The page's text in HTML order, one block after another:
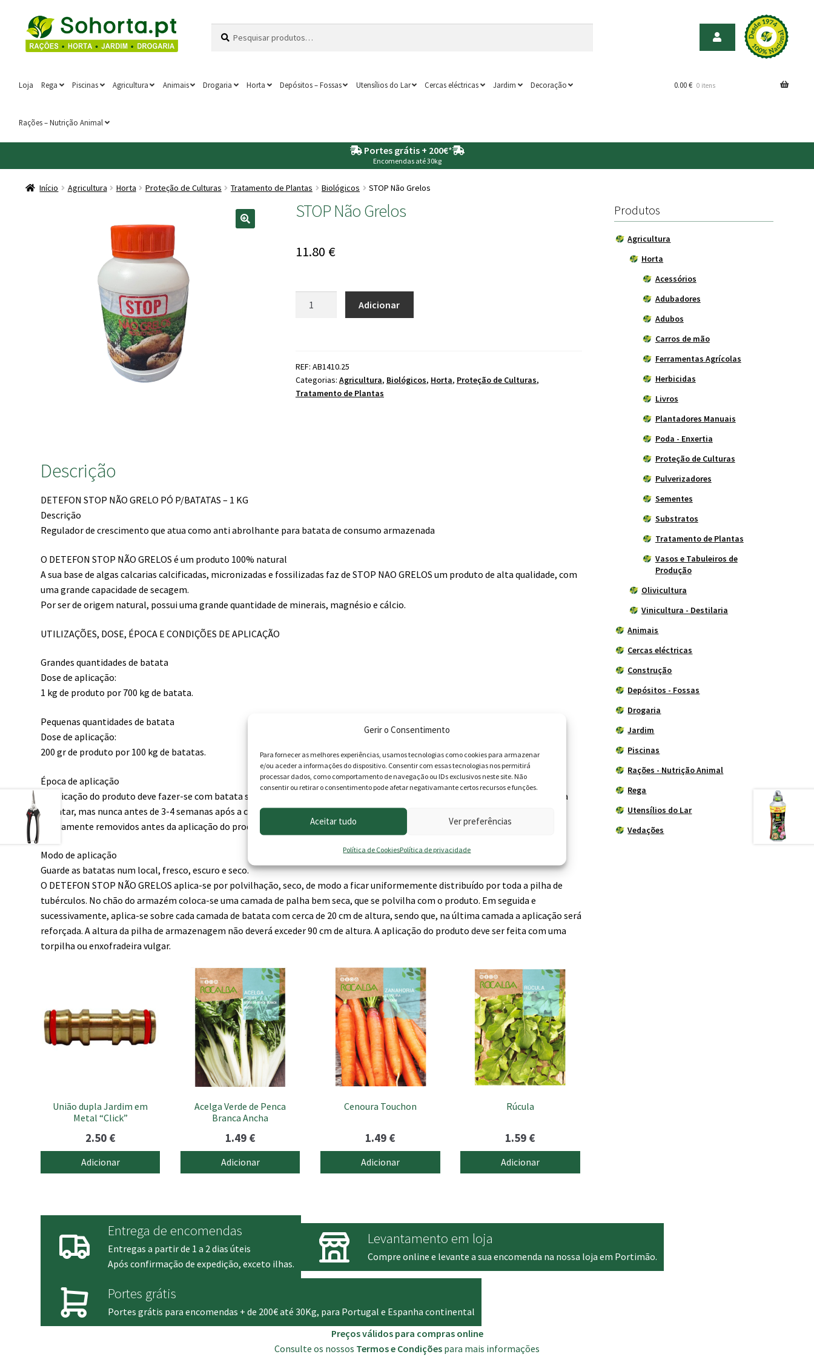
Gerir o Consentimento
Para fornecer as melhores experiências, usamos tecnologias como cookies para armazenar
e/ou aceder a informações do dispositivo. Consentir com essas tecnologias nos permitirá
processar dados, como comportamento de navegação ou IDs exclusivos neste site. Não
consentir ou retirar o consentimento pode afetar negativamante certos recursos e funções.
Aceitar tudo Ver preferências
Política de CookiesPolítica de privacidade
Ir
para
a
Saltar
para
o
por:
Loja Rega Piscinas Agricultura Animais Drogaria Horta Depósitos – Fossas Utensílios do Lar Cercas eléctricas Jardim Decoração
Rações – Nutrição Animal
0.00€ 0 itens
Portes grátis + 200€*
Encomendas até 30kg
Início Agricultura Horta Proteção de Culturas Tratamento de Plantas Biológicos STOP Não Grelos
STOP Não Grelos
11.80 €
Adicionar
REF: AB1410.25
Categorias: Agricultura, Biológicos, Horta, Proteção de Culturas,
Tratamento de Plantas
Descrição
DETEFON STOP NÃO GRELO PÓ P/BATATAS – 1 KG
Descrição
Regulador de crescimento que atua como anti abrolhante para batata de consumo armazenada
O DETEFON STOP NÃO GRELOS é um produto 100% natural
A sua base de algas calcarias calcificadas, micronizadas e fossilizadas faz de STOP NAO GRELOS um produto de alta qualidade, com
uma grande capacidade de secagem.
Por ser de origem natural, possui uma grande quantidade de minerais, magnésio e cálcio.
UTILIZAÇÕES, DOSE, ÉPOCA E CONDIÇÕES DE APLICAÇÃO
Grandes quantidades de batata
Dose de aplicação:
1 kg de produto por 700 kg de batata.
Pequenas quantidades de batata
Dose de aplicação:
200 gr de produto por 100 kg de batatas.
Época de aplicação
A aplicação do produto deve fazer-se com batata sã, seca, encascada e sem brolhos, ou quando os primeiros brolhos começam a
apontar, mas nunca antes de 3-4 semanas após a colheita. Em batatas “greladas” (brolhos desenvolvidos), os brolhos serão
previamente removidos antes da aplicação do produto.
Modo de aplicação
Guarde as batatas num local, fresco, escuro e seco.
O DETEFON STOP NÃO GRELOS aplica-se por polvilhação, seco, de modo a ficar uniformemente distribuído por toda a pilha de
tubérculos. No chão do armazém coloca-se uma camada de palha bem seca, que se polvilha com o produto. Em seguida e
sucessivamente, aplica-se sobre cada camada de batata com cerca de 20 cm de altura, sendo que, na última camada a aplicação será
reforçada. A altura da pilha de armazenagem não deverá exceder 90 cm de altura. A aplicação do produto deve ser feita com uma
torpilha ou enxofradeira vulgar.
União dupla Jardim em
Metal “Click”
2.50 €
Adicionar
Acelga Verde de Penca
Branca Ancha
1.49 €
Adicionar
Cenoura Touchon
1.49 €
Adicionar
Rúcula
1.59 €
Adicionar
Produtos
Agricultura
Horta
Acessórios
Adubadores
Adubos
Carros de mão
Ferramentas Agrícolas
Herbicidas
Livros
Plantadores Manuais
Poda - Enxertia
Proteção de Culturas
Pulverizadores
Sementes
Substratos
Tratamento de Plantas
Vasos e Tabuleiros de
Produção
Olivicultura
Vinicultura - Destilaria
Animais
Cercas eléctricas
Construção
Depósitos - Fossas
Drogaria
Jardim
Piscinas
Rações - Nutrição Animal
Rega
Utensílios do Lar
Vedações
Entrega de encomendas
Entregas a partir de 1 a 2 dias úteis
Após confirmação de expedição, exceto ilhas.
Levantamento em loja
Compre online e levante a sua encomenda na nossa loja em Portimão.
Portes grátis
Portes grátis para encomendas + de 200€ até 30Kg, para Portugal e Espanha continental
Preços válidos para compras online
Consulte os nossos Termos e Condições para mais informações